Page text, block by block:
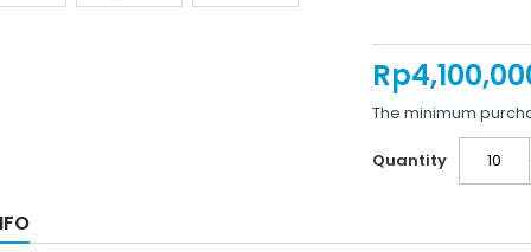
The minimum
Quantity